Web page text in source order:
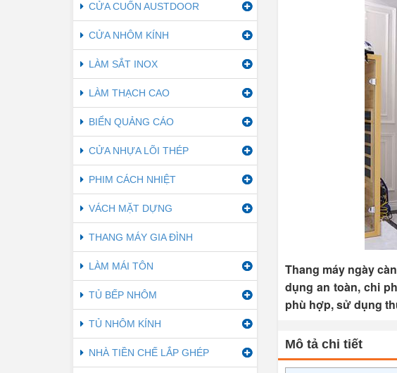
CỬA CUỐN AUSTDOOR
CỬA NHÔM KÍNH
LÀM SẮT INOX
LÀM THẠCH CAO
BIỂN QUẢNG CÁO
CỬA NHỰA LÕI THÉP
PHIM CÁCH NHIỆT
VÁCH MẶT DỰNG
THANG MÁY GIA ĐÌNH
LÀM MÁI TÔN
TỦ BẾP NHÔM
TỦ NHÔM KÍNH
NHÀ TIỀN CHẾ LẮP GHÉP
Thang máy ngày
dụng an toàn, chi
phù hợp, sử dụng
Mô tả chi tiết